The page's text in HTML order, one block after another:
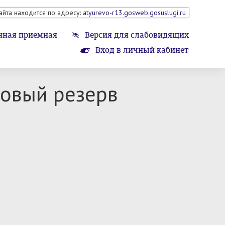
находится по адресу: atyurevo-r13.gosweb.gosuslugi.ru
приемная
Версия для слабовидящих
Вход в личный кабинет
резерв